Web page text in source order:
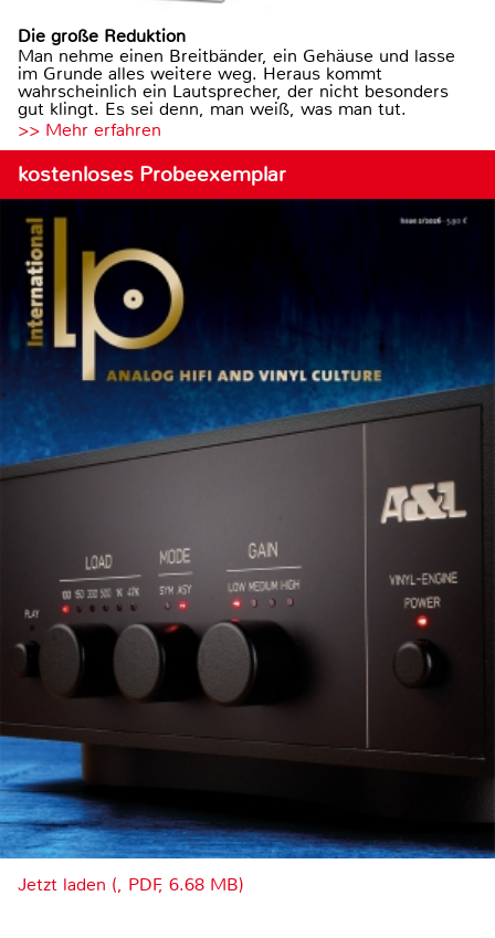
Die große Reduktion
Man nehme einen Breitbänder, ein Gehäuse und lasse
im Grunde alles weitere weg. Heraus kommt
wahrscheinlich ein Lautsprecher, der nicht besonders
gut klingt. Es sei denn, man weiß, was man tut.
>> Mehr erfahren
kostenloses Probeexemplar
Jetzt laden (, PDF, 6.68 MB)